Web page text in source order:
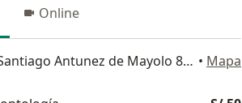
Online
Avenida Santiago Antunez de Mayolo 859, Lima • Mapa